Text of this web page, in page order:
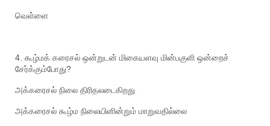
வெள்ளை
4. கூழ்மக் கரைசல் ஒன்றுடன் மிகையளவு மின்பகுளி ஒன்றைச்
சேர்க்கும்போது?
அக்கரைசல் நிலை திரிதலடைகிறது
அக்கரைசல் கூழ்ம நிலையினின்றும் மாறுவதில்லை